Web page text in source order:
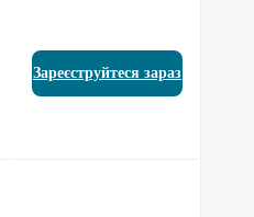
Зареєструйтеся зараз